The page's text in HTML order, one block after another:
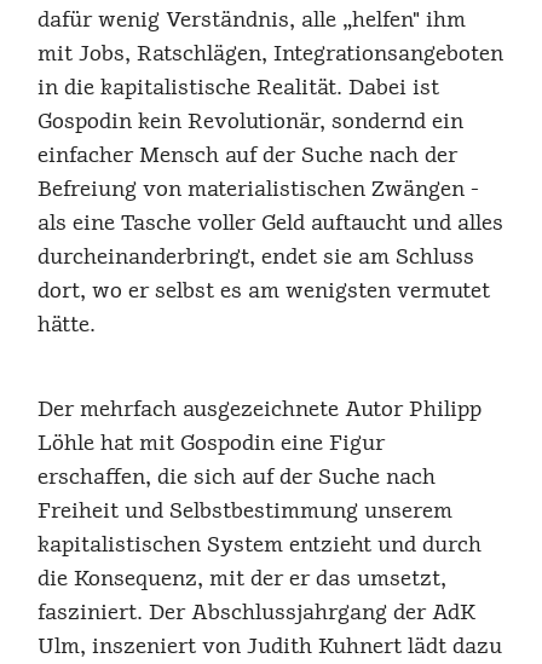
dafür wenig Verständnis, alle „helfen" ihm
mit Jobs, Ratschlägen, Integrationsangeboten
in die kapitalistische Realität. Dabei ist
Gospodin kein Revolutionär, sondernd ein
einfacher Mensch auf der Suche nach der
Befreiung von materialistischen Zwängen -
als eine Tasche voller Geld auftaucht und alles
durcheinanderbringt, endet sie am Schluss
dort, wo er selbst es am wenigsten vermutet
hätte.
Der mehrfach ausgezeichnete Autor Philipp
Löhle hat mit Gospodin eine Figur
erschaffen, die sich auf der Suche nach
Freiheit und Selbstbestimmung unserem
kapitalistischen System entzieht und durch
die Konsequenz, mit der er das umsetzt,
fasziniert. Der Abschlussjahrgang der AdK
Ulm, inszeniert von Judith Kuhnert lädt dazu